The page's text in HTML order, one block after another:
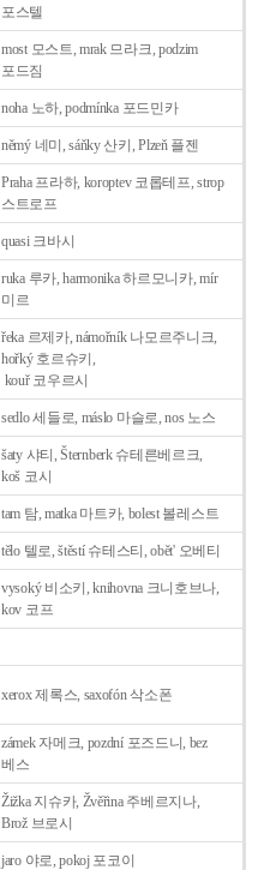
포스텔
most 모스트, mrak 므라크, podzim
포드짐
noha 노하, podmínka 포드민카
němý 네미, sáňky 산키, Plzeň 플젠
Praha 프라하, koroptev 코롭테프, strop
스트로프
quasi 크바시
ruka 루카, harmonika 하르모니카, mír
미르
řeka 르제카, námořník 나모르주니크,
hořký 호르슈키,
kouř 코우르시
sedlo 세들로, máslo 마슬로, nos 노스
šaty 샤티, Šternberk 슈테른베르크,
koš 코시
tam 탐, matka 마트카, bolest 볼레스트
tělo 텔로, štěstí 슈테스티, obět' 오베티
vysoký 비소키, knihovna 크니호브나,
kov 코프
xerox 제록스, saxofón 삭소폰
zámek 자메크, pozdní 포즈드니, bez
베스
Žižka 지슈카, Žvěřina 주베르지나,
Brož 브로시
jaro 야로, pokoj 포코이